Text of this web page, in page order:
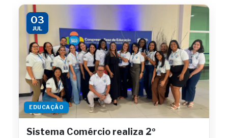
03
JUL
EDUCAÇÃO
Sistema Comércio realiza 2º